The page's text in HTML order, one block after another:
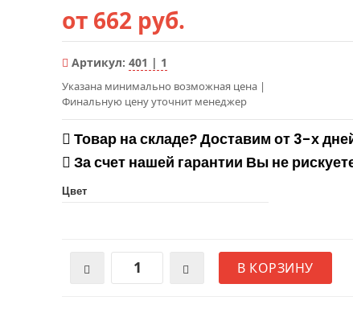
от 662 руб.
Артикул: 401 | 1
Указана минимально возможная цена |
Финальную цену уточнит менеджер
Товар на складе? Доставим от 3-х
За счет нашей гарантии Вы не
Цвет
В КОРЗИНУ